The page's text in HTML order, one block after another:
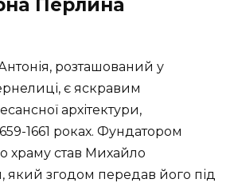
Перлина
розташований у
є яскравим
архітектури,
1661 роках. Фундатором
храму став Михайло
який згодом передав його під